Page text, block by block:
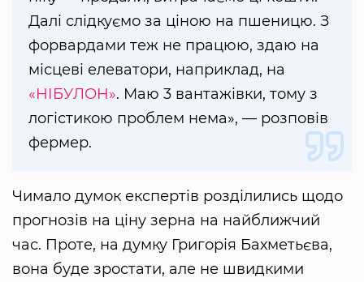
Далі слідкуємо за ціною на пшеницю. З
форвардами теж не працюю, здаю на
місцеві елеватори, наприклад, на
«НІБУЛОН». Маю 3 вантажівки, тому з
логістикою проблем нема», — розповів
фермер.
Чимало думок експертів розділились щодо
прогнозів на ціну зерна на найближчий
час. Проте, на думку Григорія Бахметьєва,
вона буде зростати, але не швидкими